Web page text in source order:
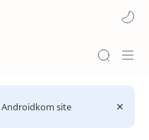
site